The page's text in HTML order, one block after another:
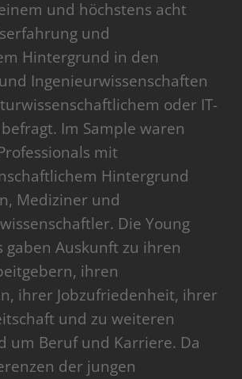
und höchstens acht
und
Hintergrund in den
Ingenieurwissenschaften
oder IT-
Im Sample waren
mit
Hintergrund
Mediziner und
Die Young
gaben Auskunft zu ihren
ihren
ihrer Jobzufriedenheit, ihrer
und zu weiteren
um Beruf und Karriere. Da
der jungen